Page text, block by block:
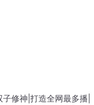
子修神|打造全网最多播|